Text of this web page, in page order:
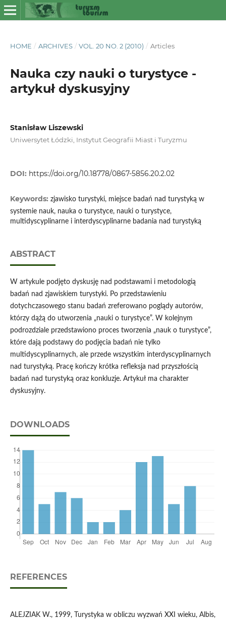
HOME / ARCHIVES / VOL. 20 NO. 2 (2010) / Articles
Nauka czy nauki o turystyce -
artykuł dyskusyjny
Stanisław Liszewski
Uniwersytet Łódzki, Instytut Geografii Miast i Turyzmu
DOI: https://doi.org/10.18778/0867-5856.20.2.02
Keywords: zjawisko turystyki, miejsce badań nad turystyką w
systemie nauk, nauka o turystyce, nauki o turystyce,
multidyscyplinarne i interdyscyplinarne badania nad turystyką
ABSTRACT
W artykule podjęto dyskusję nad podstawami i metodologią
badań nad zjawiskiem turystyki. Po przedstawieniu
dotychczasowego stanu badań zreferowano poglądy autorów,
którzy dążą do utworzenia „nauki o turystyce”. W kolejnym
podrozdziale przedstawiono proces tworzenia „nauk o turystyce”,
które dają podstawy do podjęcia badań nie tylko
multidyscyplinarnych, ale przede wszystkim interdyscyplinarnych
nad turystyką. Pracę kończy krótka refleksja nad przyszłością
badań nad turystyką oraz konkluzje. Artykuł ma charakter
dyskusyjny.
DOWNLOADS
REFERENCES
ALEJZIAK W., 1999, Turystyka w obliczu wyzwań XXI wieku, Albis,